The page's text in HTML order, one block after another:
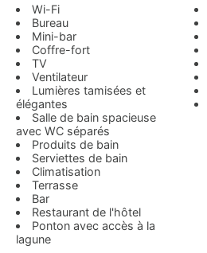
Wi-Fi
Bureau
Mini-bar
Coffre-fort
TV
Ventilateur
Lumières tamisées et
élégantes
Salle de bain spacieuse
avec WC séparés
Produits de bain
Serviettes de bain
Climatisation
Terrasse
Bar
Restaurant de l'hôtel
Ponton avec accès à la
lagune